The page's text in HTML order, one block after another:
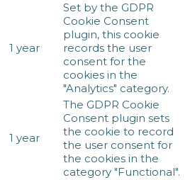
1 year
Set by the GDPR
Cookie Consent
plugin, this cookie
records the user
consent for the
cookies in the
"Analytics" category.
1 year
The GDPR Cookie
Consent plugin sets
the cookie to record
the user consent for
the cookies in the
category "Functional".